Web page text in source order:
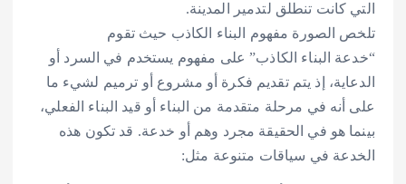
التي كانت تنطلق لتدمير المدينة.
تلخص الصورة مفهوم البناء الكاذب حيث تقوم
“خدعة البناء الكاذب” على مفهوم يستخدم في السرد أو
الدعاية، إذ يتم تقديم فكرة أو مشروع أو ترميم لشيء ما
على أنه في مرحلة متقدمة من البناء أو قيد البناء الفعلي،
بينما هو في الحقيقة مجرد وهم أو خدعة. قد تكون هذه
الخدعة في سياقات متنوعة مثل: